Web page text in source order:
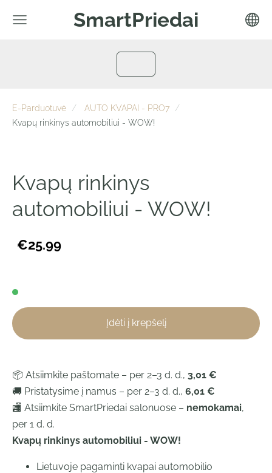
SmartPriedai
E-Parduotuvė
AUTO KVAPAI - PRO7
Kvapų rinkinys automobiliui - WOW!
Kvapų rinkinys
automobiliui - WOW!
€25.99
Įdėti į krepšelį
📦 Atsiimkite paštomate – per 2–3 d. d., 3,01 €
🚚 Pristatysime į namus – per 2–3 d. d., 6,01 €
🏬 Atsiimkite SmartPriedai salonuose – nemokamai,
per 1 d. d.
Kvapų rinkinys automobiliui - WOW!
Lietuvoje pagaminti kvapai automobilio